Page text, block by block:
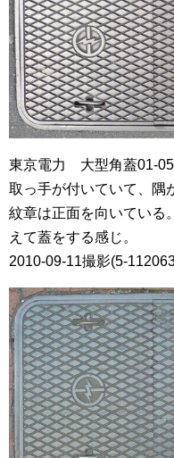
東京電力 大型角蓋01-05-
取っ手が付いていて、隅
紋章は正面を向いている
えて蓋をする感じ。
2010-09-11撮影(5-